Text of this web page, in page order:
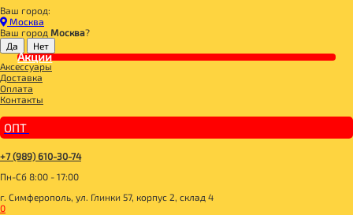
Ваш город:
Москва
Ваш город Москва?
Акции
Аксессуары
Доставка
Оплата
Контакты
ОПТ
+7 (989) 610-30-74
Пн-Сб 8:00 - 17:00
г. Симферополь, ул. Глинки 57, корпус 2, склад 4
0
Главная
СПОРТИВНОЕ ПИТАНИЕ
ПРОТЕИН
VPLAB 100% PLATINUM WHEY Протеин "Клубника-Банан" банка 2,3 кг